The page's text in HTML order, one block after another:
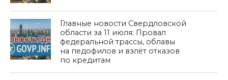
Главные новости Свердловской
области за 11 июля: Провал
федеральной трассы, облавы
на педофилов и взлёт отказов
по кредитам